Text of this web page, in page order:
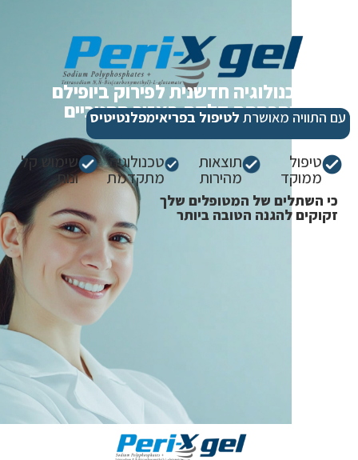
טכנולוגיה חדשנית לפירוק ביופילם
והפחתת דלקת באזור החניכייםעם התוויה מאושרת לטיפול בפריאימפלנטיטיס
טיפול
ממוקד
תוצאות
מהירות
טכנולוגיה
מתקדמת
שימוש קל
ונוח
כי השתלים של המטופלים שלך
זקוקים להגנה הטובה ביותר